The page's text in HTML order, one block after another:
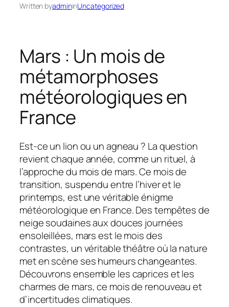
Written byadmininUncategorized
Mars : Un mois de
métamorphoses
météorologiques en
France
Est-ce un lion ou un agneau ? La question
revient chaque année, comme un rituel, à
l’approche du mois de mars. Ce mois de
transition, suspendu entre l’hiver et le
printemps, est une véritable énigme
météorologique en France. Des tempêtes de
neige soudaines aux douces journées
ensoleillées, mars est le mois des
contrastes, un véritable théâtre où la nature
met en scène ses humeurs changeantes.
Découvrons ensemble les caprices et les
charmes de mars, ce mois de renouveau et
d’incertitudes climatiques.